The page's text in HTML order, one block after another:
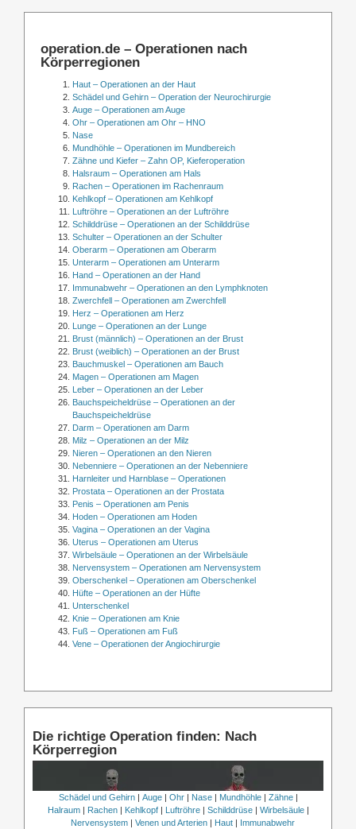
operation.de – Operationen nach
Körperregionen
Haut – Operationen an der Haut
Schädel und Gehirn – Operation der Neurochirurgie
Auge – Operationen am Auge
Ohr – Operationen am Ohr – HNO
Nase
Mundhöhle – Operationen im Mundbereich
Zähne und Kiefer – Zahn OP, Kieferoperation
Halsraum – Operationen am Hals
Rachen – Operationen im Rachenraum
Kehlkopf – Operationen am Kehlkopf
Luftröhre – Operationen an der Luftröhre
Schilddrüse – Operationen an der Schilddrüse
Schulter – Operationen an der Schulter
Oberarm – Operationen am Oberarm
Unterarm – Operationen am Unterarm
Hand – Operationen an der Hand
Immunabwehr – Operationen an den Lymphknoten
Zwerchfell – Operationen am Zwerchfell
Herz – Operationen am Herz
Lunge – Operationen an der Lunge
Brust (männlich) – Operationen an der Brust
Brust (weiblich) – Operationen an der Brust
Bauchmuskel – Operationen am Bauch
Magen – Operationen am Magen
Leber – Operationen an der Leber
Bauchspeicheldrüse – Operationen an der
Bauchspeicheldrüse
Darm – Operationen am Darm
Milz – Operationen an der Milz
Nieren – Operationen an den Nieren
Nebenniere – Operationen an der Nebenniere
Harnleiter und Harnblase – Operationen
Prostata – Operationen an der Prostata
Penis – Operationen am Penis
Hoden – Operationen am Hoden
Vagina – Operationen an der Vagina
Uterus – Operationen am Uterus
Wirbelsäule – Operationen an der Wirbelsäule
Nervensystem – Operationen am Nervensystem
Oberschenkel – Operationen am Oberschenkel
Hüfte – Operationen an der Hüfte
Unterschenkel
Knie – Operationen am Knie
Fuß – Operationen am Fuß
Vene – Operationen der Angiochirurgie
Die richtige Operation finden: Nach
Körperregion
Schädel und Gehirn| Auge| Ohr| Nase| Mundhöhle| Zähne|
Halraum| Rachen| Kehlkopf| Luftröhre| Schilddrüse| Wirbelsäule|
Nervensystem | Venen und Arterien | Haut | Immunabwehr